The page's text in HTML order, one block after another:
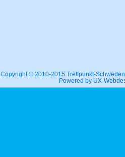
Copyright © 2010-2015 Treffpunkt-
Powered by UX-